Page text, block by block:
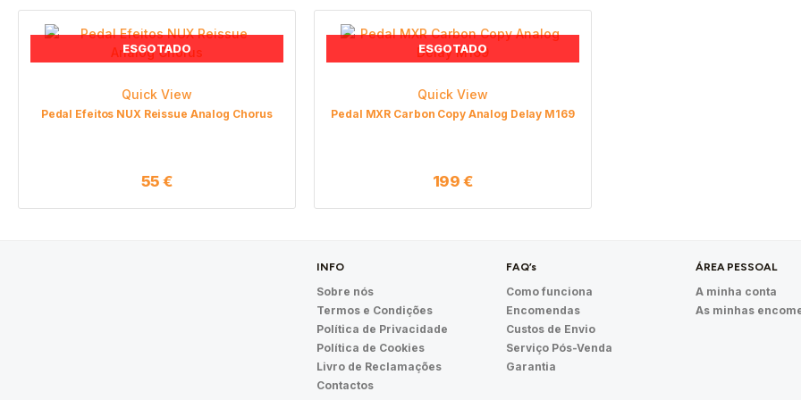
ESGOTADO
Quick View
Pedal Efeitos NUX Reissue Analog Chorus
55 €
ESGOTADO
Quick View
Pedal MXR Carbon Copy Analog Delay M169
199 €
INFO
Sobre nós
Termos e Condições
Política de Privacidade
Política de Cookies
Livro de Reclamações
Contactos
FAQ’s
Como funciona
Encomendas
Custos de Envio
Serviço Pós-Venda
Garantia
ÁREA PESSOAL
A minha conta
As minhas